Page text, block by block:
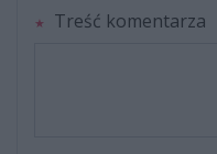
Treść komentarza